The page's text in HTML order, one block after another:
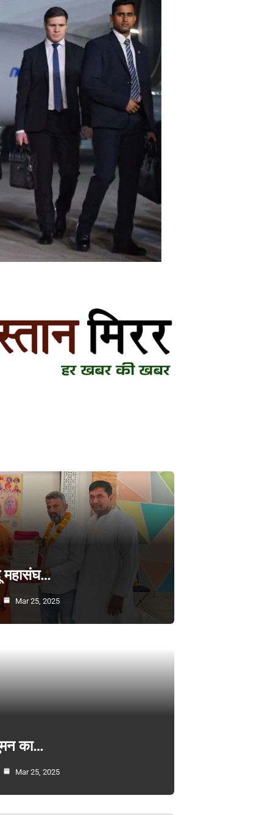
महासंघ…
Mar 25, 2025
का…
Mar 25, 2025